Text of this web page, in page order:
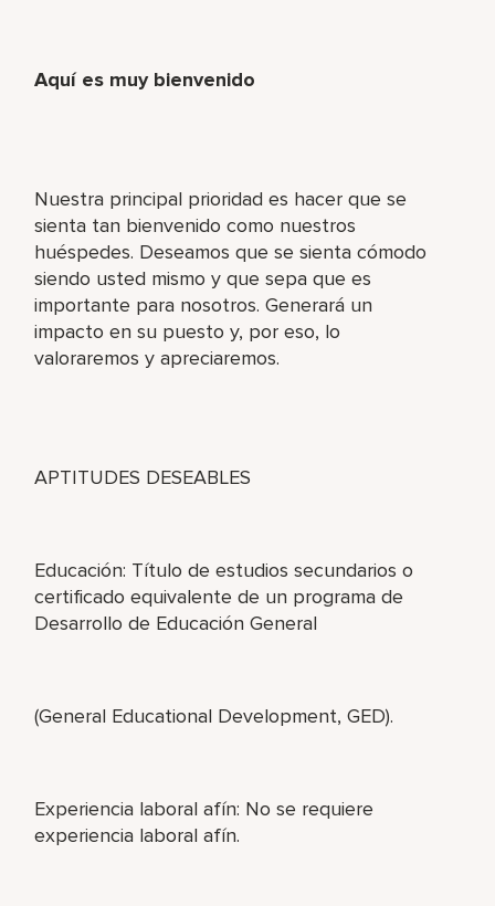
Aquí es muy bienvenido
Nuestra principal prioridad es hacer que se
sienta tan bienvenido como nuestros
huéspedes. Deseamos que se sienta cómodo
siendo usted mismo y que sepa que es
importante para nosotros. Generará un
impacto en su puesto y, por eso, lo
valoraremos y apreciaremos.
APTITUDES DESEABLES
Educación: Título de estudios secundarios o
certificado equivalente de un programa de
Desarrollo de Educación General
(General Educational Development, GED).
Experiencia laboral afín: No se requiere
experiencia laboral afín.